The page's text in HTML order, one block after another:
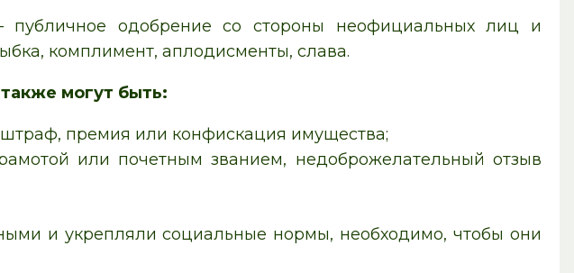
одобрение со стороны неофициальных лиц и
комплимент, аплодисменты, слава.
могут быть:
премия или конфискация имущества;
или почетным званием, недоброжелательный отзыв
и укрепляли социальные нормы, необходимо, чтобы они